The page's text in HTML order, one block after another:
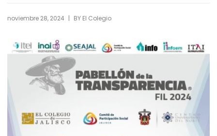
noviembre 28, 2024 | BY El Colegio